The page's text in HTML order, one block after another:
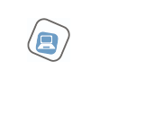
Inhalt
springen